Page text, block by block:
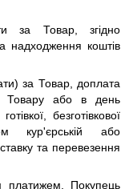
за Товар, згідно
надходження коштів
за Товар, доплата
Товару або в день
безготівкової
кур'єрській або
та перевезення
Покупець